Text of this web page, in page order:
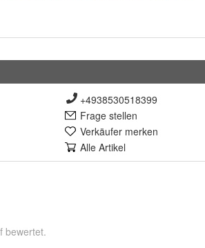
+4938530518399
Frage stellen
Verkäufer merken
Alle Artikel
bewertet.